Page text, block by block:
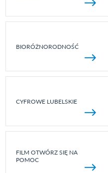
BIORÓŻNORODNOŚĆ
CYFROWE LUBELSKIE
FILM OTWÓRZ SIĘ NA
POMOC